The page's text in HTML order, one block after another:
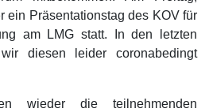
ein Präsentationstag des KOV für
am LMG statt. In den letzten
diesen leider coronabedingt
wieder die teilnehmenden